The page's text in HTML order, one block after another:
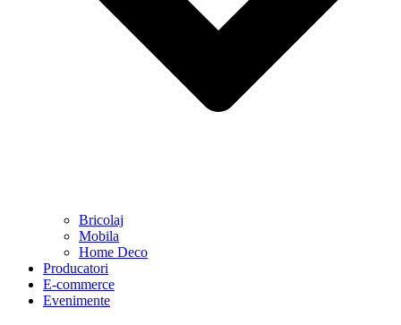
Bricolaj
Mobila
Home Deco
Producatori
E-commerce
Evenimente